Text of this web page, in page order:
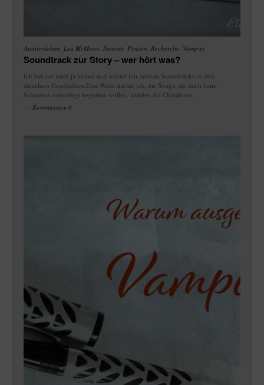
Autorenleben Lea McMoon Neueste Piraten Recherche Vampire
Soundtrack zur Story – wer hört was?
Ich befasse mich ja immer mal wieder mit meinen Soundtracks zu den
einzelnen Geschichten.Eine Weile dachte ich, die Songs, die mich beim
Schreiben unbedingt begleiten wollen, würden die Charaktere...
Kommentare 0